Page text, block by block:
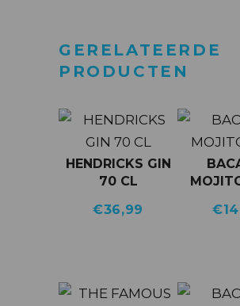
GERELATEERDE
PRODUCTEN
HENDRICKS GIN
70 CL
€36,99
€